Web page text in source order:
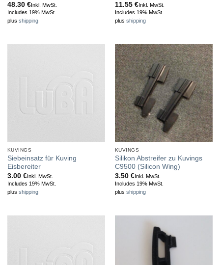
48.30 €Inkl. MwSt.
Includes 19% MwSt.
plus shipping
11.55 €Inkl. MwSt.
Includes 19% MwSt.
plus shipping
KUVINGS
Siebeinsatz für Kuving
Eisbereiter
3.00 €Inkl. MwSt.
Includes 19% MwSt.
plus shipping
KUVINGS
Silikon Abstreifer zu Kuvings
C9500 (Silicon Wing)
3.50 €Inkl. MwSt.
Includes 19% MwSt.
plus shipping